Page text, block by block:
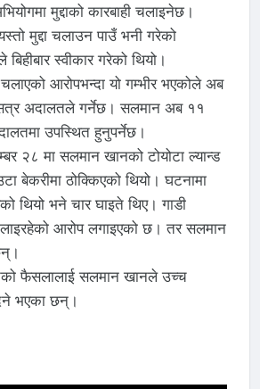
मुद्दाको कारबाही चलाइनेछ।
मुद्दा चलाउन पाउँ भनी गरेको
स्वीकार गरेको थियो।
चलाएको आरोपभन्दा यो गम्भीर भएकोले अब
सत्र अदालतले गर्नेछ। सलमान अब ११
उपस्थित हुनुपर्नेछ।
२८ मा सलमान खानको टोयोटा ल्यान्ड
बेकरीमा ठोक्किएको थियो। घटनामा
थियो भने चार घाइते थिए। गाडी
आरोप लगाइएको छ। तर सलमान
फैसलालाई सलमान खानले उच्च
भएका छन्।